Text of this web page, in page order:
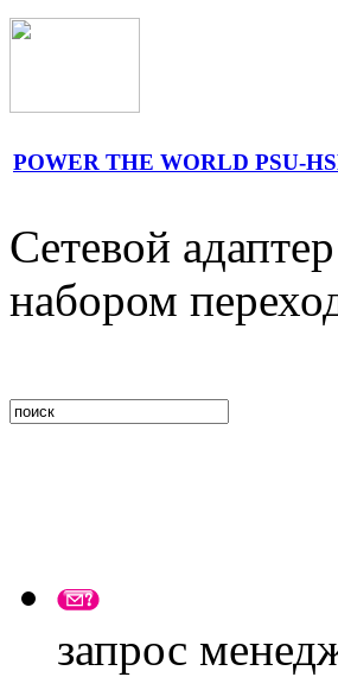
POWER THE WORLD PSU-
Сетевой
набором
запрос